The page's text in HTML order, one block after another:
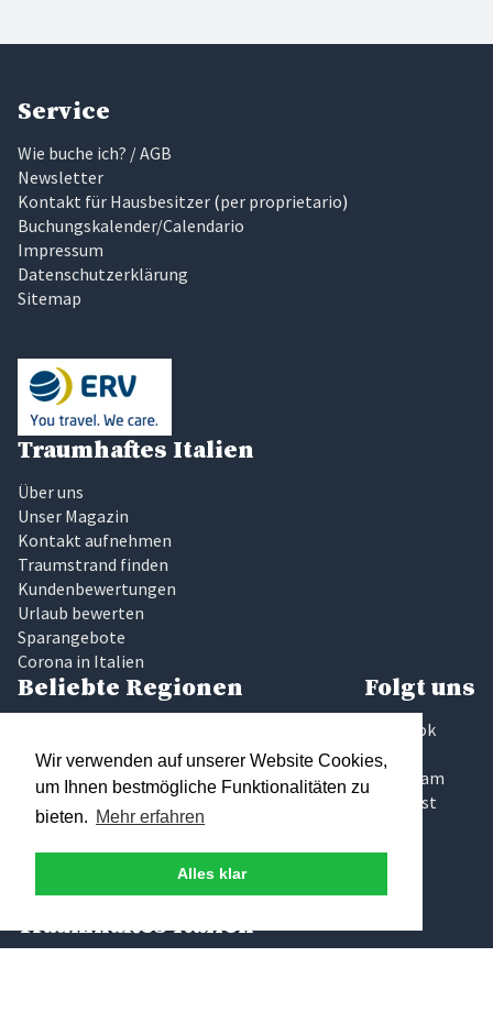
Wir verwenden auf unserer Website Cookies,
um Ihnen bestmögliche Funktionalitäten zu
bieten. Mehr erfahren
Alles klar
Service
Wie buche ich? / AGB
Newsletter
Kontakt für Hausbesitzer (per proprietario)
Buchungskalender/Calendario
Impressum
Datenschutzerklärung
Sitemap
Traumhaftes Italien
Über uns
Unser Magazin
Kontakt aufnehmen
Traumstrand finden
Kundenbewertungen
Urlaub bewerten
Sparangebote
Corona in Italien
Beliebte Regionen
Marken
Sardinien
Toskana
Umbrien
Elba
Folgt uns
Facebook
Twitter
Instagram
Pinterest
Traumhaftes Italien